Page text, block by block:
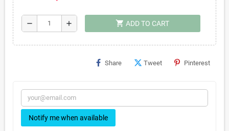
remove add shopping_cart ADD TO CART
Share Tweet Pinterest
Notify me when available